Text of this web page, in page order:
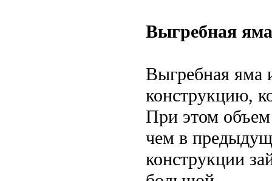
Выгребная
Выгребная яма
конструкцию,
При этом
чем в
конструкции